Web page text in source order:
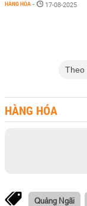
HÀNG HÓA - 17-08-2025
Theo
HÀNG HÓA
Quảng Ngãi